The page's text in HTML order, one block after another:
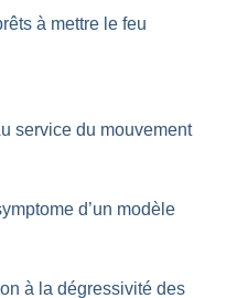
à mettre le feu
service du mouvement
d’un modèle
à la dégressivité des